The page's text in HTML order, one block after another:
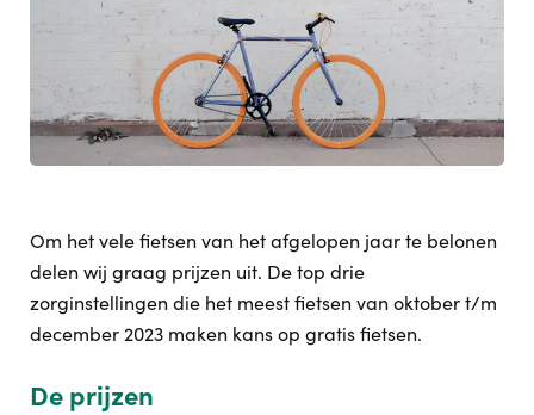
Om het vele fietsen van het afgelopen jaar te belonen
delen wij graag prijzen uit. De top drie
zorginstellingen die het meest fietsen van oktober t/m
december 2023 maken kans op gratis fietsen.
De prijzen